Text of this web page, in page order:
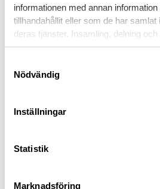
informationen med annan
tillhandahållit eller som de har samlat
deras tjänster. Insamling, delning
personuppgifter kan användas för
Nödvändig
Inställningar
Statistik
Marknadsföring
FICKOR & HÅLLARE